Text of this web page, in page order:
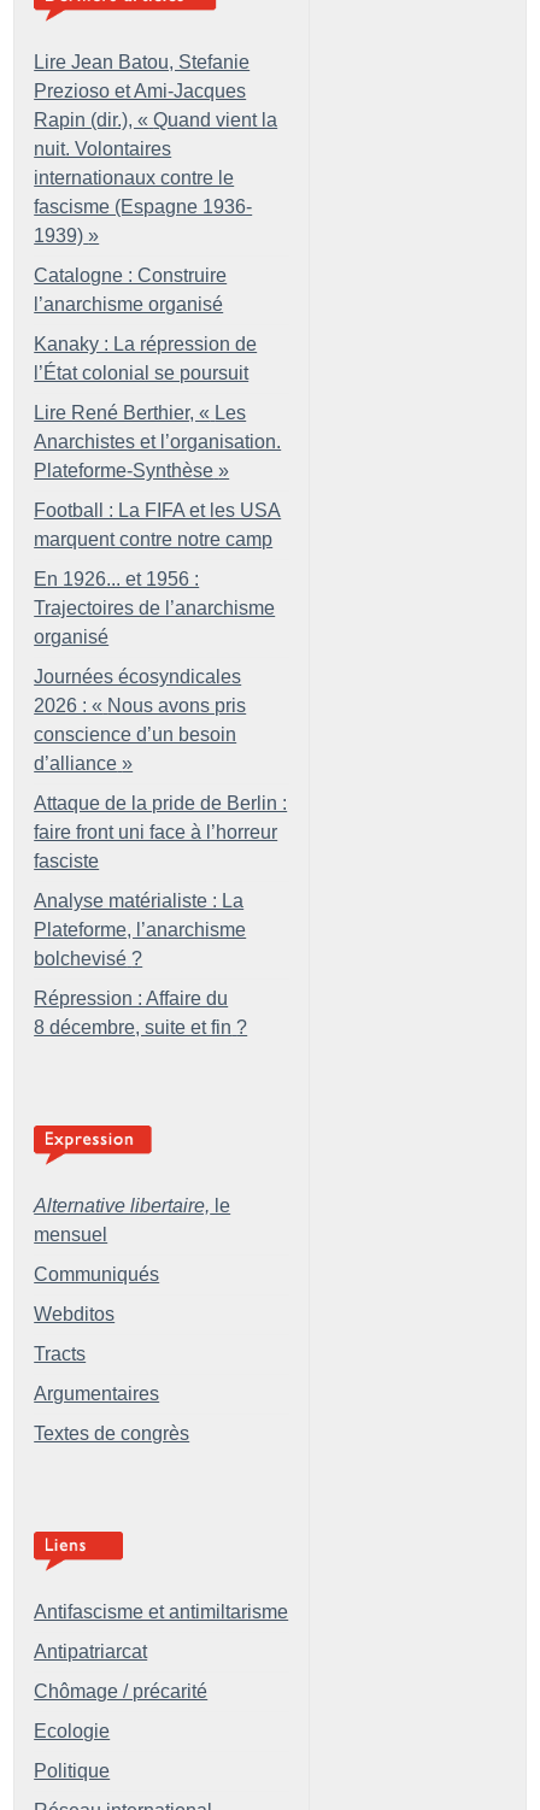
Lire Jean Batou, Stefanie
Prezioso et Ami-Jacques
Rapin (dir.), « Quand vient la
nuit. Volontaires
internationaux contre le
fascisme (Espagne 1936-
1939) »
Catalogne : Construire
l’anarchisme organisé
Kanaky : La répression de
l’État colonial se poursuit
Lire René Berthier, « Les
Anarchistes et l’organisation.
Plateforme-Synthèse »
Football : La FIFA et les USA
marquent contre notre camp
En 1926... et 1956 :
Trajectoires de l’anarchisme
organisé
Journées écosyndicales
2026 : « Nous avons pris
conscience d’un besoin
d’alliance »
Attaque de la pride de Berlin :
faire front uni face à l’horreur
fasciste
Analyse matérialiste : La
Plateforme, l’anarchisme
bolchevisé ?
Répression : Affaire du
8 décembre, suite et fin ?
Alternative libertaire, le
mensuel
Communiqués
Webditos
Tracts
Argumentaires
Textes de congrès
Antifascisme et antimiltarisme
Antipatriarcat
Chômage / précarité
Ecologie
Politique